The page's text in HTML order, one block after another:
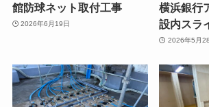
館防球ネット取付工事
2026年6月19日
横浜銀行
設内スラ
2026年5月